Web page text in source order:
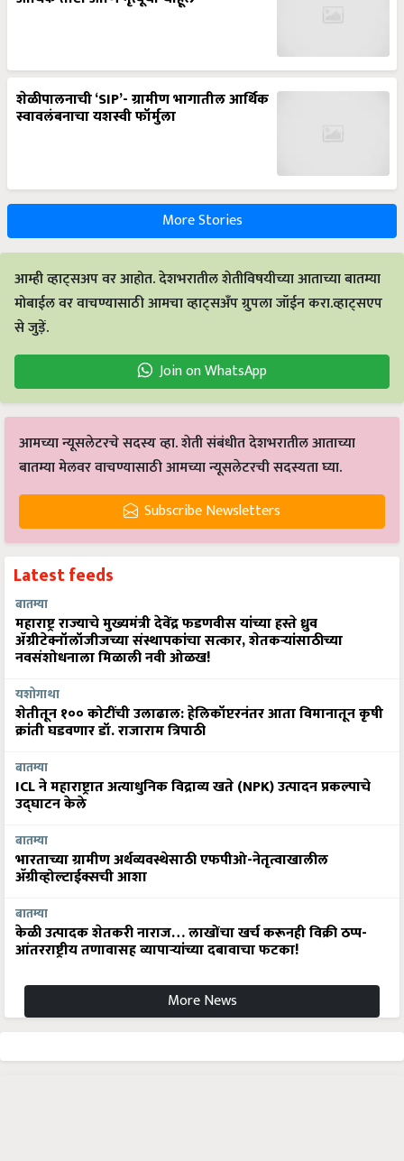
स्वावलंबनाचा यशस्वी फॉर्मुला
More Stories
आम्ही व्हाट्सअप वर आहोत. देशभरातील शेतीविषयीच्या आताच्या बातम्या
मोबाईल वर वाचण्यासाठी आमचा व्हाट्सअँप ग्रुपला जॉईन करा.व्हाट्सएप
से जुड़ें.
Join on WhatsApp
आमच्या न्यूसलेटरचे सदस्य व्हा. शेती संबंधीत देशभरातील आताच्या
बातम्या मेलवर वाचण्यासाठी आमच्या न्यूसलेटरची सदस्यता घ्या.
Subscribe Newsletters
बातम्या
महाराष्ट्र राज्याचे मुख्यमंत्री देवेंद्र फडणवीस यांच्या हस्ते ध्रुव
ॲग्रीटेक्नॉलॉजीजच्या संस्थापकांचा सत्कार, शेतकऱ्यांसाठीच्या
नवसंशोधनाला मिळाली नवी ओळख!
शेतीतून १०० कोटींची उलाढाल: हेलिकॉप्टरनंतर आता विमानातून कृषी
क्रांती घडवणार डॉ. राजाराम त्रिपाठी
ICL ने महाराष्ट्रात अत्याधुनिक विद्राव्य खते (NPK) उत्पादन प्रकल्पाचे
उद्घाटन केले
भारताच्या ग्रामीण अर्थव्यवस्थेसाठी एफपीओ-नेतृत्वाखालील
अ‍ॅग्रीव्होल्टाईक्सची आशा
केळी उत्पादक शेतकरी नाराज… लाखोंचा खर्च करूनही विक्री ठप्प-
आंतरराष्ट्रीय तणावासह व्यापाऱ्यांच्या दबावाचा फटका!
More News